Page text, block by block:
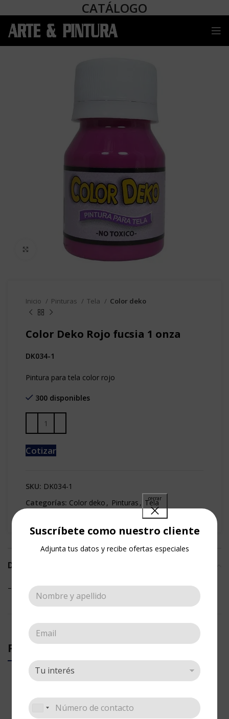
Suscríbete como nuestro cliente
Adjunta tus datos y recibe ofertas especiales
CATÁLOGO
Clic para agrandar
Inicio Pinturas Tela Color deko
Color Deko Rojo fucsia 1 onza
DK034-1
Pintura para tela color rojo
300 disponibles
Cotizar
SKU: DK034-1
Categorías: Color deko , Pinturas , Tela
DESCRIPCIÓN
– Pintura para Tela
PRODUCTOS RELACIONADOS